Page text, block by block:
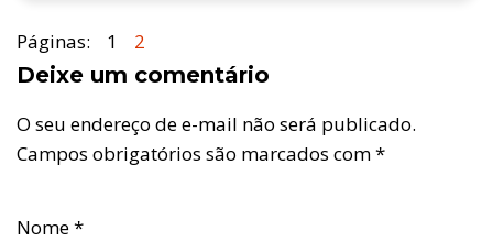
Páginas: 1 2
Deixe um comentário
O seu endereço de e-mail não será publicado.
Campos obrigatórios são marcados com*
Nome*